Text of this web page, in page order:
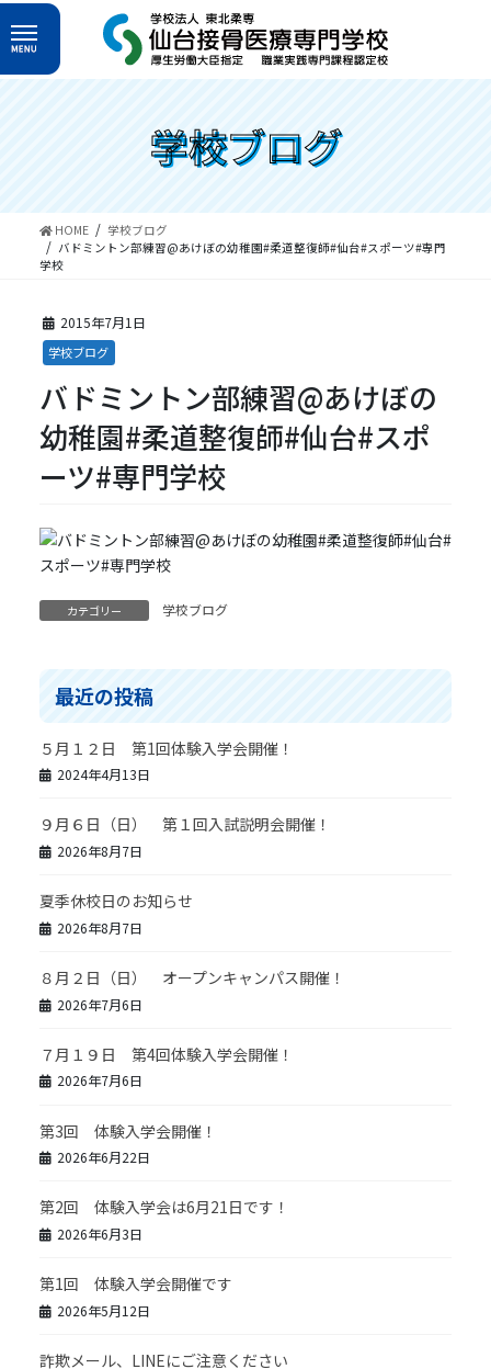
コ
ン
テ
ン
プ
ナ
ビ
ゲ
ー
動
学校ブログ
HOME
学校ブログ
バドミントン部練習@あけぼの幼稚園#柔道整復師#仙台#スポーツ#専門
学校
2015年7月1日
学校ブログ
バドミントン部練習@あけぼの
幼稚園#柔道整復師#仙台#スポ
ーツ#専門学校
カテゴリー 学校ブログ
最近の投稿
５月１２日 第1回体験入学会開催！
2024年4月13日
９月６日（日） 第１回入試説明会開催！
2026年8月7日
夏季休校日のお知らせ
2026年8月7日
８月２日（日） オープンキャンパス開催！
2026年7月6日
７月１９日 第4回体験入学会開催！
2026年7月6日
第3回 体験入学会開催！
2026年6月22日
第2回 体験入学会は6月21日です！
2026年6月3日
第1回 体験入学会開催です
2026年5月12日
詐欺メール、LINEにご注意ください